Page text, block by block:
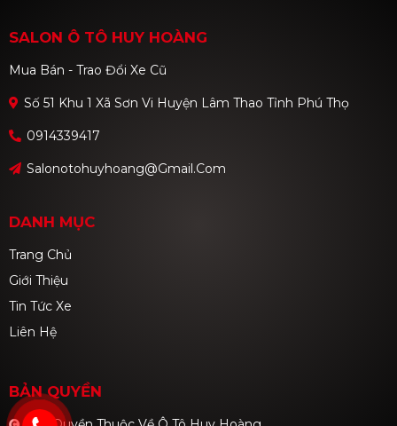
SALON Ô TÔ HUY HOÀNG
Mua Bán - Trao Đổi Xe Cũ
Số 51 Khu 1 Xã Sơn Vi Huyện Lâm Thao Tỉnh Phú Thọ
0914339417
Salonotohuyhoang@gmail.com
DANH MỤC
Trang Chủ
Giới Thiệu
Tin Tức Xe
Liên Hệ
BẢN QUYỀN